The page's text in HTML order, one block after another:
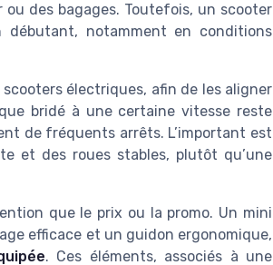
des bagages. Toutefois, un scooter
notamment en conditions
électriques, afin de les aligner
bridé à une certaine vitesse reste
de fréquents arrêts. L’important est
et des roues stables, plutôt qu’une
que le prix ou la promo. Un mini
efficace et un guidon ergonomique,
. Ces éléments, associés à une